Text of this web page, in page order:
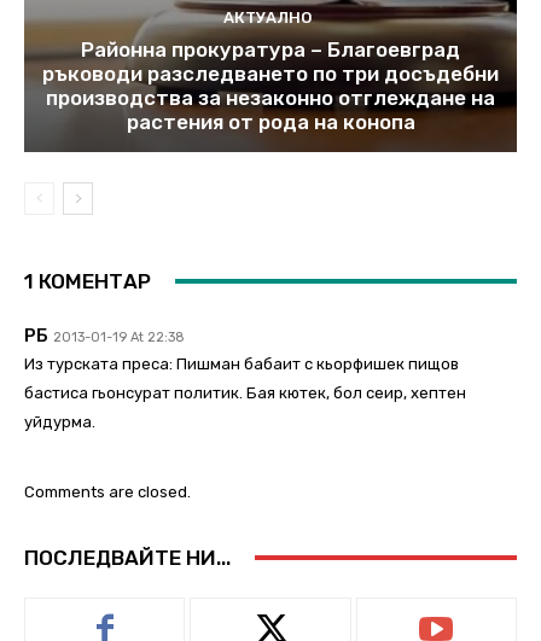
АКТУАЛНО
Районна прокуратура – Благоевград
ръководи разследването по три досъдебни
производства за незаконно отглеждане на
растения от рода на конопа
1 КОМЕНТАР
РБ 2013-01-19 At 22:38
Из турската преса: Пишман бабаит с кьорфишек пищов
бастиса гьонсурат политик. Бая кютек, бол сеир, хептен
уйдурма.
Comments are closed.
ПОСЛЕДВАЙТЕ НИ...